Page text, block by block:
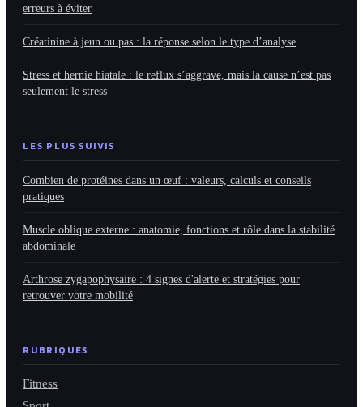
erreurs à éviter
Créatinine à jeun ou pas : la réponse selon le type d’analyse
Stress et hernie hiatale : le reflux s’aggrave, mais la cause n’est pas
seulement le stress
LES PLUS SUIVIS
Combien de protéines dans un œuf : valeurs, calculs et conseils
pratiques
Muscle oblique externe : anatomie, fonctions et rôle dans la stabilité
abdominale
Arthrose zygapophysaire : 4 signes d'alerte et stratégies pour
retrouver votre mobilité
RUBRIQUES
Fitness